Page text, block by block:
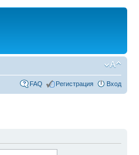
FAQ Регистрация Вход